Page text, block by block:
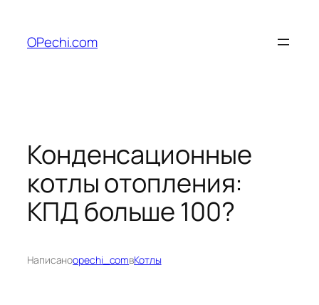
содержимому
OPechi.com
Конденсационные
котлы отопления:
КПД больше 100?
Написаноopechi_comвКотлы